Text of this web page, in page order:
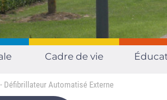
Cadre de vie
Défibrillateur Automatisé Externe